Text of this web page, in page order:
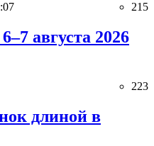
215
августа 2026
223
длиной в